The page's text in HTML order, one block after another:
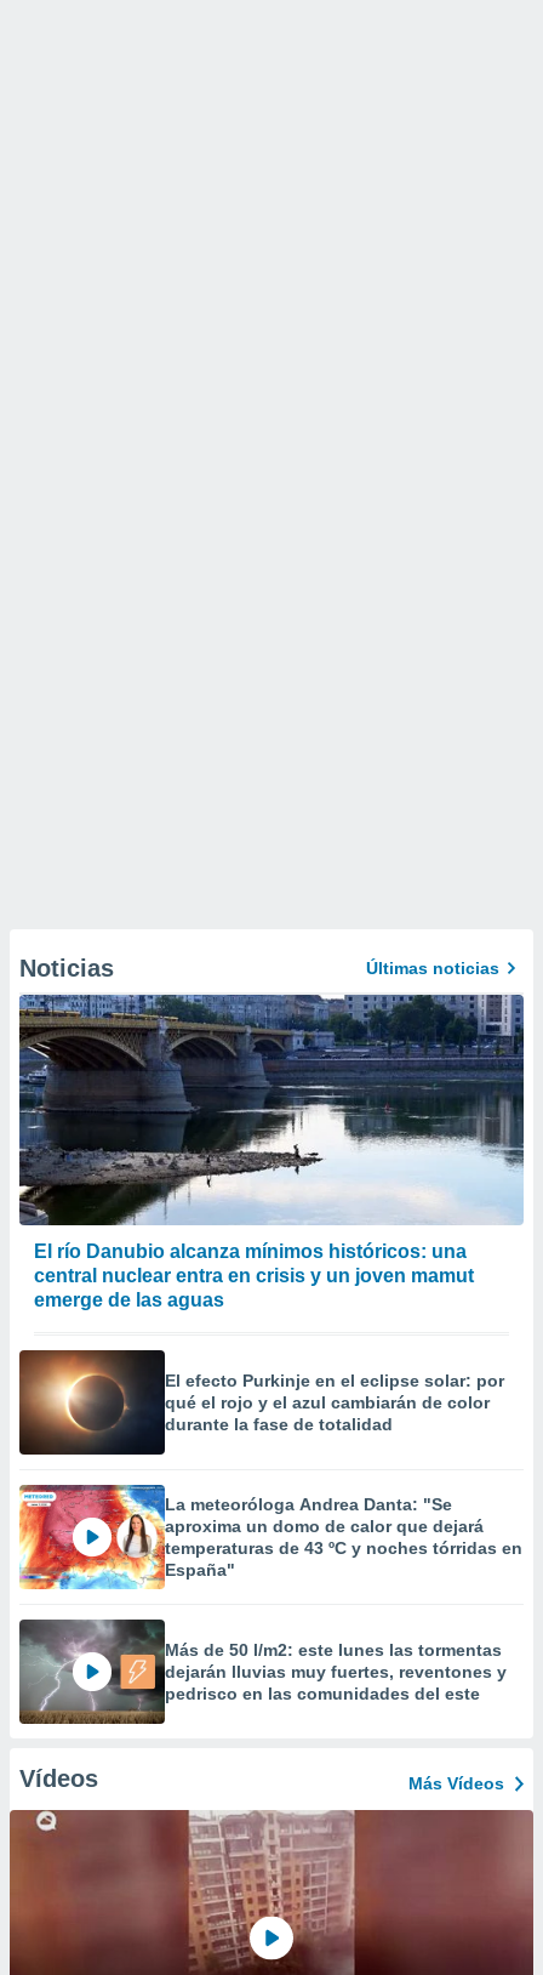
Noticias Últimas noticias
El río Danubio alcanza mínimos históricos: una
central nuclear entra en crisis y un joven mamut
emerge de las aguas
El efecto Purkinje en el eclipse solar: por
qué el rojo y el azul cambiarán de color
durante la fase de totalidad
La meteoróloga Andrea Danta: "Se
aproxima un domo de calor que dejará
temperaturas de 43 ºC y noches tórridas en
España"
Más de 50 l/m2: este lunes las tormentas
dejarán lluvias muy fuertes, reventones y
pedrisco en las comunidades del este
Vídeos Más Vídeos